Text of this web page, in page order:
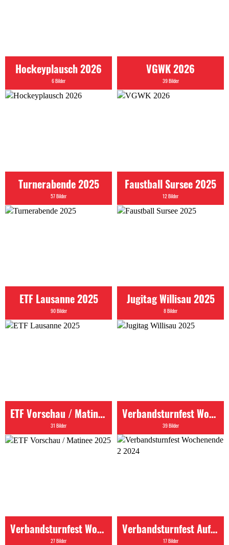
Hockeyplausch 2026
6 Bilder
VGWK 2026
39 Bilder
Turnerabende 2025
57 Bilder
Faustball Sursee 2025
12 Bilder
ETF Lausanne 2025
90 Bilder
Jugitag Willisau 2025
8 Bilder
ETF Vorschau / Matinee 2025
31 Bilder
Verbandsturnfest Wochenende 2 2024
39 Bilder
Verbandsturnfest Wochenende 1 2024
27 Bilder
Verbandsturnfest Aufbau, Abbau 2024
17 Bilder